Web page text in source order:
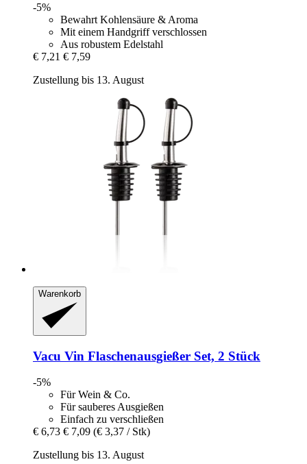
-5%
Bewahrt Kohlensäure & Aroma
Mit einem Handgriff verschlossen
Aus robustem Edelstahl
€ 7,21 € 7,59
Zustellung bis 13. August
Warenkorb
Vacu Vin Flaschenausgießer Set, 2 Stück
-5%
Für Wein & Co.
Für sauberes Ausgießen
Einfach zu verschließen
€ 6,73 € 7,09 (€ 3,37 / Stk)
Zustellung bis 13. August